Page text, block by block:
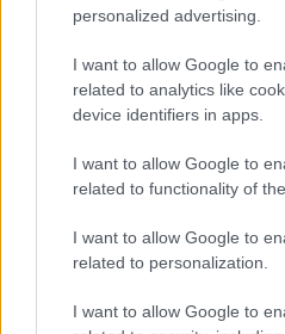
personalized advertising.
I want to allow Google to
related to analytics like
device identifiers in apps.
I want to allow Google to
related to functionality of
I want to allow Google to
related to personalization.
I want to allow Google to
sajtóközleményében
hatállyal visszahívják
Kulturális és
posztjáról. „A bizalom
megőrzése érdekében
tárgyaltuk, ennek
született, hogy Dr. Rák
Kulturális és
posztjáról azonnali